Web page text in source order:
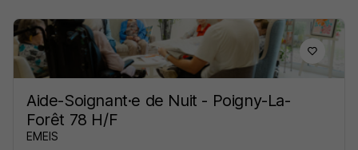
Aide-Soignant·e de Nuit - Poigny-La-
Forêt 78 H/F
EMEIS